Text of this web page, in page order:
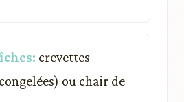
crevettes
ou chair de